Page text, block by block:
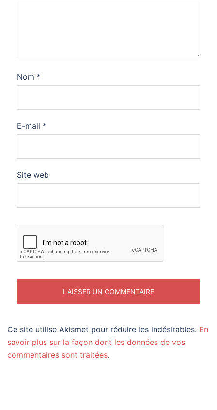
Nom *
E-mail *
Site web
Ce site utilise Akismet pour réduire les indésirables. En
savoir plus sur la façon dont les données de vos
commentaires sont traitées.